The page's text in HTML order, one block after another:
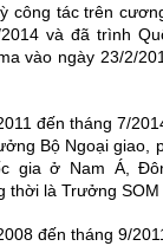
công tác trên
và đã trình
vào ngày 23/2/
đến tháng 7/
Bộ Ngoại giao,
gia ở Nam Á,
thời là Trưởng SOM
đến tháng 9/